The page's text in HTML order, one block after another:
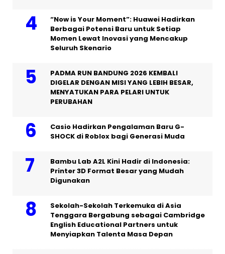
“Now is Your Moment”: Huawei Hadirkan
Berbagai Potensi Baru untuk Setiap
Momen Lewat Inovasi yang Mencakup
Seluruh Skenario
PADMA RUN BANDUNG 2026 KEMBALI
DIGELAR DENGAN MISI YANG LEBIH BESAR,
MENYATUKAN PARA PELARI UNTUK
PERUBAHAN
Casio Hadirkan Pengalaman Baru G-
SHOCK di Roblox bagi Generasi Muda
Bambu Lab A2L Kini Hadir di Indonesia:
Printer 3D Format Besar yang Mudah
Digunakan
Sekolah-Sekolah Terkemuka di Asia
Tenggara Bergabung sebagai Cambridge
English Educational Partners untuk
Menyiapkan Talenta Masa Depan